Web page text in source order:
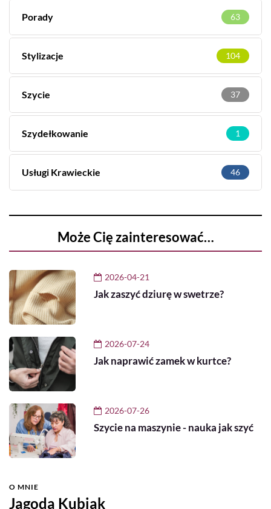
Porady 63
Stylizacje 104
Szycie 37
Szydełkowanie 1
Usługi Krawieckie 46
Może Cię zainteresować…
2026-04-21
Jak zaszyć dziurę w swetrze?
2026-07-24
Jak naprawić zamek w kurtce?
2026-07-26
Szycie na maszynie - nauka jak szyć
O MNIE
Jagoda Kubiak